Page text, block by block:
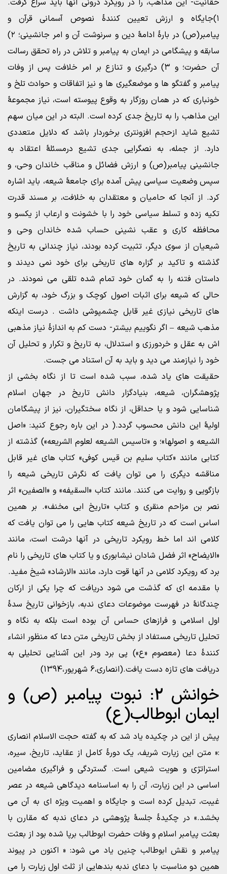
حقانیت- این مذاهب، را در رویکرد درونی آنها باید سراغ گرفت.
۱)جایگاه و ارزش تعیین کنندۀ نصوص آسمانی قرآن و
پیامبر(ص) در بارۀ ادامۀ دین و سرنوشت آن و امر جانشینی؛ ۲)
سابقه و پیشگامی در ایمان به پیامبر و تلاش در راه تحقق رسالت
آن حضرت؛ و ۳) درگیری و تنازع بر امر خلافت پس از وفات
پیامبر و گفتگو ها و موضعگیری ها و نیز اتفاقات و حوادث تلخ و
خونباری که در همان روزگار به وقوع پیوسته است، نیاز مجموعۀ
این مذاهب را به تاریخ جدی کرده است. البته در این میان سهم
تشیع شاید ازحجم افزونتری برخوردار باشد که دلایل متعددی
دارد. از جمله، به نصگرایی جدی تشیع درمسئلۀ اعتقاد به
جانشینی پیامبر(ص) و ارزش فضائل و مناقب خاندان وحی، و
سپس وضعیت سیاسی پیش آمده برای جامعۀ شیعه، باید اشاره
کرد. از آنجا که حامیان و معتقدان به خلافت، بر مسند قدرت
تکیه زده و تسلط سیاسی خود را با خشونت و ارعاب از یکسو و
محافظه کاری و عقب نشینی حساب شده خاندان وحی و
شیعیان از سوی دیگر، تثبیت کرده بودند، نیاز چندانی به تاریخ
گذشته و تاکید بر گزاره های تاریخی برای خود نمی دیدند و
داستان فتنه را به گمان خود تمام شده تلقی می نمودند. در
حالی که شیعه برای اثبات اصول کوچک و بزرگ خود، به گزارش
های تاریخی نیازی غیر قابل چشمپوشی داشت . درست اینکه
مذهب شیعه – اگر نگوییم بیشتر- دست کم به اندازۀ نیاز مذهبی
اش به عقل و خردورزی و استدلال، به تاریخ و تکرار و تحلیل آن
خود را نیازمند می دید و باید به آن استناد می جست.
حقیقت های یاد شده، سبب شده است تا از نگاه بخشی از
پژوهشگران، شیعه، بنیادگزار دانش تاریخ در جهان اسلام
شناسایی شود و یا حداقل، از نگاه سختگیران، نیز از پیشگامان
اولیۀ این دانش محسوب گردد.( در این باره رجوع کنید: «اصل
الشیعه و اصولها»؛ و «تاسیس الشیعه لعلوم الشریعه») گذشته از
کتابی مانند «کتاب سلیم بن قیس کوفی» کتاب های غیر قابل
مناقشه دیگری را می توان یافت که نگرش تاریخی شیعه را
بازگویی و روایت می کنند. مانند کتاب «السقیفه» و «الصفین» اثر
نصر بن مزاحم منقری و کتاب «تاریخ ابی مخنف». بر همین
اساس است که در تاریخ شیعه کتاب هایی را می توان یافت که
کلامی اند اما خط رویکرد تاریخی در آنها درشت است، مانند
«الایضاح» اثر فضل شادان نیشابوری و یا کتاب های تاریخی را نام
برد که رویکرد کلامی در آنها قوت دارد، مانند «الارشاد» شیخ مفید.
با مقدمه ای که گذشت می شود دریافت که چرا یکی از ارکان
چندگانۀ در فهرست موضوعات دعای ندبه، بازخوانی تاریخ سدۀ
اول اسلامی و فرازهای حساس آن بوده است بلکه به نگاه و
تحلیل تاریخی مستفاد از بخش تاریخی متن دعا که منظور انشاء
کنندۀ دعا (معصوم «ع») پی برد ودر این آشنایی تحلیلی به
دریافت های تازه دست یافت.(انصاری،6 شهریور،1394)
خوانش 2: نبوت پیامبر (ص) و
ایمان ابوطالب(ع)
پیش از این در چکیده یاد شد که به گفته حجت الاسلام انصاری
:« متن این زیارت شریف، یک دورۀ کامل از عقاید، تاریخ، سیره،
استراتژی و هویت شیعی است. گستردگی و فراگیری مضامین
اساسی در این زیارت، آن را به اساسنامه دیدگاهی شیعه در عصر
غیبت، تبدیل کرده است و جایگاه و اهمیت ویژه ای به آن می
بخشد.» در چکیدۀ جلسۀ پژوهشی در دعای ندبه که مقارن با
بعثت پیامبر اسلام و وفات حضرت ابوطالب برپا شده بود از بعثت
پیامبر و نقش ابوطالب چنین یاد می شود: « اکنون در پیوند
همین دو مناسبت با دعای ندبه بندهایی از ثلث اول زیارت را می